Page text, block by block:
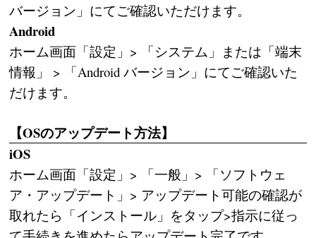
バージョン」にてご確認いただけます。
Android
ホーム画面「設定」> 「システム」または「端末
情報」 > 「Android バージョン」にてご確認いた
だけます。
【OSのアップデート方法】
iOS
ホーム画面「設定」> 「一般」> 「ソフトウェ
ア・アップデート」> アップデート可能の確認が
取れたら「インストール」をタップ>指示に従っ